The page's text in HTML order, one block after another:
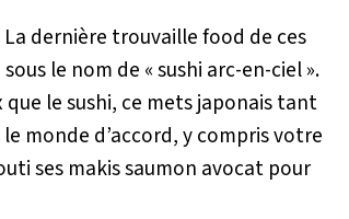
La dernière trouvaille food de ces
le nom de « sushi arc-en-ciel ».
le sushi, ce mets japonais tant
monde d’accord, y compris votre
ses makis saumon avocat pour